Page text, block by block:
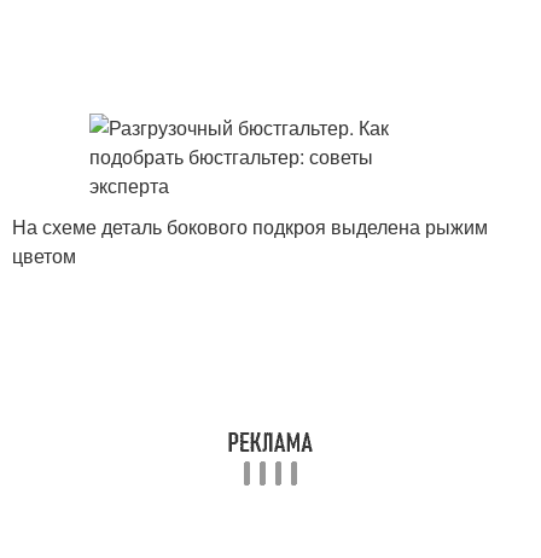
На схеме деталь бокового подкроя выделена рыжим
цветом